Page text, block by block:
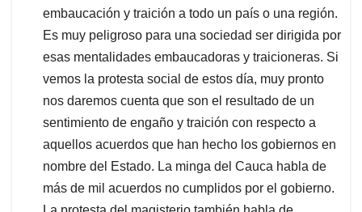
embaucación y traición a todo un país o una región.
Es muy peligroso para una sociedad ser dirigida por
esas mentalidades embaucadoras y traicioneras. Si
vemos la protesta social de estos día, muy pronto
nos daremos cuenta que son el resultado de un
sentimiento de engaño y traición con respecto a
aquellos acuerdos que han hecho los gobiernos en
nombre del Estado. La minga del Cauca habla de
más de mil acuerdos no cumplidos por el gobierno.